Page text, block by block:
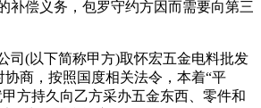
补偿义务，包罗守约方因而需要向第三
(以下简称甲方)取怀宏五金电料批发
商，按照国度相关法令，本着“平
方持久向乙方采办五金东西、零件和